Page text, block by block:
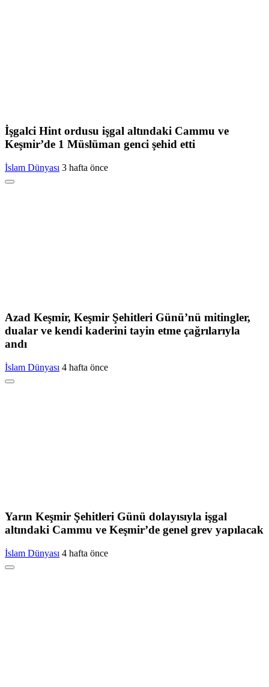
İşgalci Hint ordusu işgal altındaki Cammu ve
Keşmir’de 1 Müslüman genci şehid etti
İslam Dünyası 3 hafta önce
Azad Keşmir, Keşmir Şehitleri Günü’nü mitingler,
dualar ve kendi kaderini tayin etme çağrılarıyla
andı
İslam Dünyası 4 hafta önce
Yarın Keşmir Şehitleri Günü dolayısıyla işgal
altındaki Cammu ve Keşmir’de genel grev yapılacak
İslam Dünyası 4 hafta önce